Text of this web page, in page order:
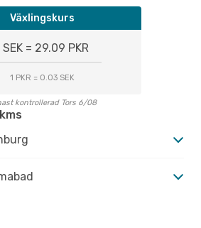
Växlingskurs
SEK = 29.09 PKR
1 PKR = 0.03 SEK
kontrollerad Tors 6/08